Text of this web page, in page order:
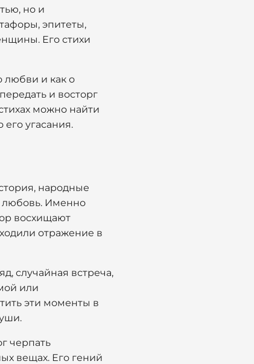
но и
эпитеты,
Его стихи
любви и как о
и восторг
можно найти
угасания.
народные
любовь. Именно
восхищают
отражение в
случайная встреча,
или
эти моменты в
черпать
вещах. Его гений